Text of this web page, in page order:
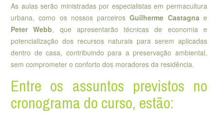
As aulas serão ministradas por especialistas em permacultura
urbana, como os nossos parceirosGuilherme Castagna e
Peter Webb, que apresentarão técnicas de economia e
potencialização dos recursos naturais para serem aplicadas
dentro de casa, contribuindo para a preservação ambiental,
sem comprometer o conforto dos moradores da residência.
Entre os assuntos previstos no
cronograma do curso, estão: